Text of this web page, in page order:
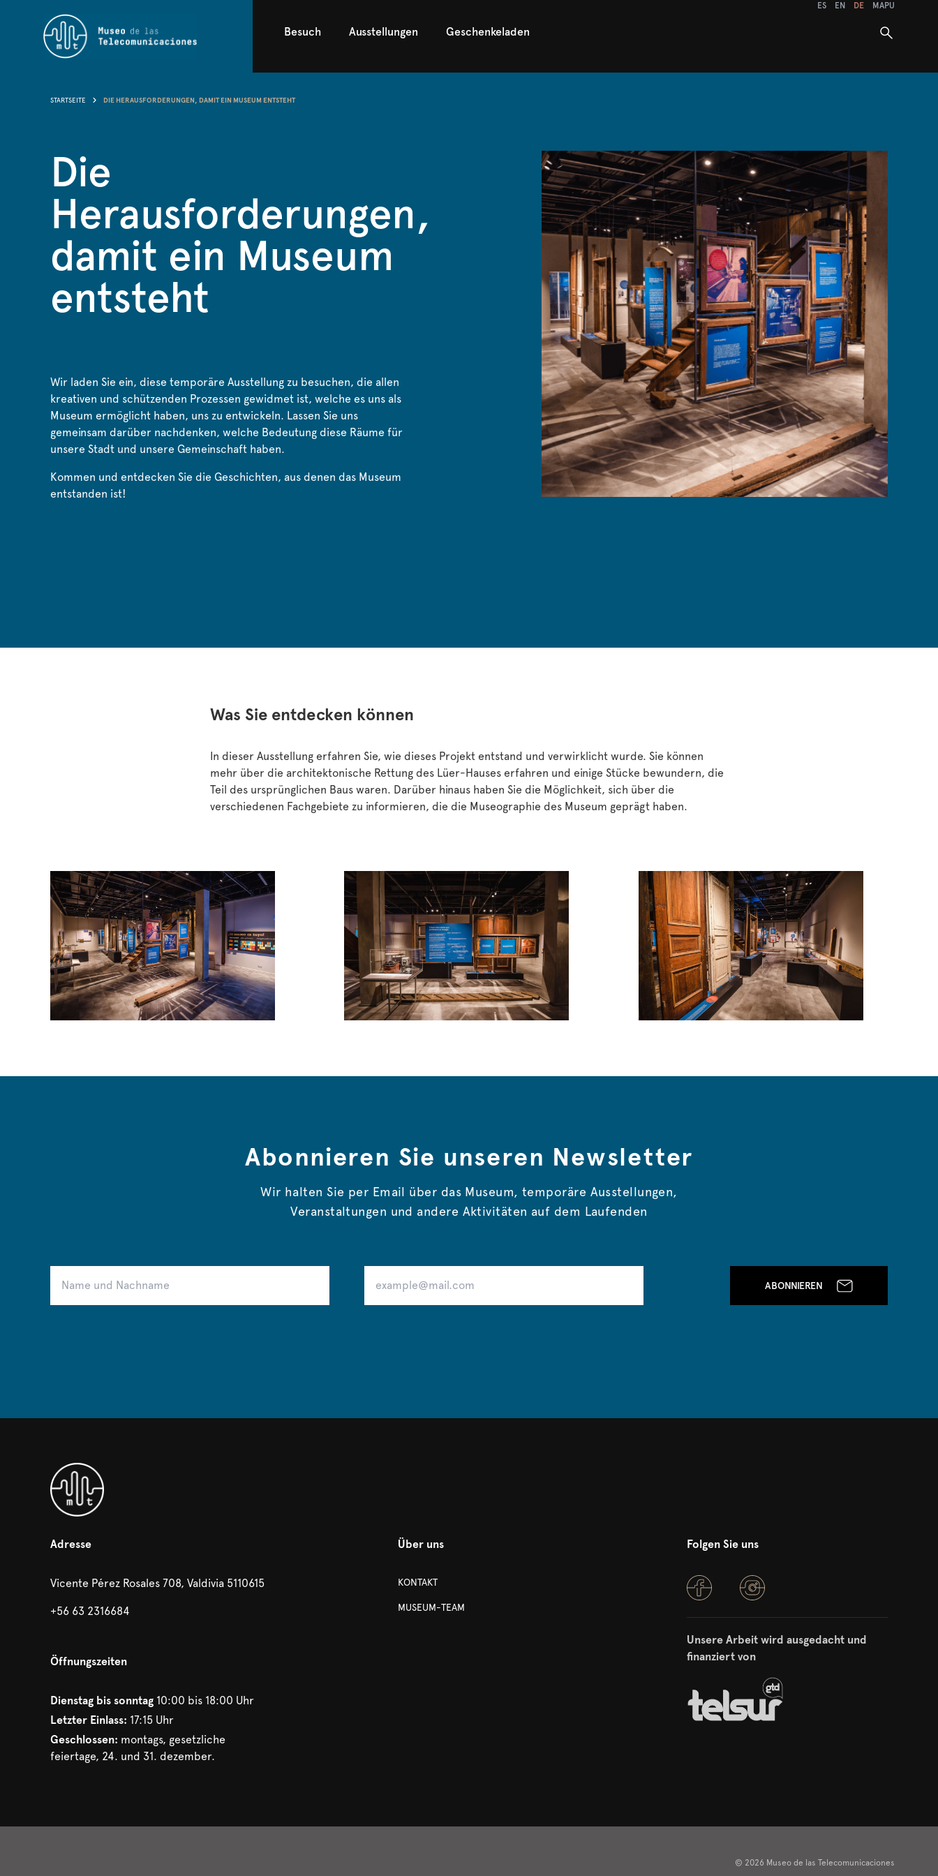
Besuch Ausstellungen Geschenkeladen
ES EN DE MAPU
STARTSEITE DIE HERAUSFORDERUNGEN, DAMIT EIN MUSEUM ENTSTEHT
Die
Herausforderungen,
damit ein Museum
entsteht
Wir laden Sie ein, diese temporäre Ausstellung zu besuchen, die allen
kreativen und schützenden Prozessen gewidmet ist, welche es uns als
Museum ermöglicht haben, uns zu entwickeln. Lassen Sie uns
gemeinsam darüber nachdenken, welche Bedeutung diese Räume für
unsere Stadt und unsere Gemeinschaft haben.
Kommen und entdecken Sie die Geschichten, aus denen das Museum
entstanden ist!
Was Sie entdecken können
In dieser Ausstellung erfahren Sie, wie dieses Projekt entstand und verwirklicht wurde. Sie können
mehr über die architektonische Rettung des Lüer-Hauses erfahren und einige Stücke bewundern, die
Teil des ursprünglichen Baus waren. Darüber hinaus haben Sie die Möglichkeit, sich über die
verschiedenen Fachgebiete zu informieren, die die Museographie des Museum geprägt haben.
Abonnieren Sie unseren Newsletter
Wir halten Sie per Email über das Museum, temporäre Ausstellungen,
Veranstaltungen und andere Aktivitäten auf dem Laufenden
ABONNIEREN
Adresse
Vicente Pérez Rosales 708, Valdivia 5110615
+56 63 2316684
Öffnungszeiten
Dienstag bis sonntag 10:00 bis 18:00 Uhr
Letzter Einlass: 17:15 Uhr
Geschlossen: montags, gesetzliche
feiertage, 24. und 31. dezember.
Über uns
KONTAKT
MUSEUM-TEAM
Folgen Sie uns
Unsere Arbeit wird ausgedacht und
finanziert von
© 2026 Museo de las Telecomunicaciones